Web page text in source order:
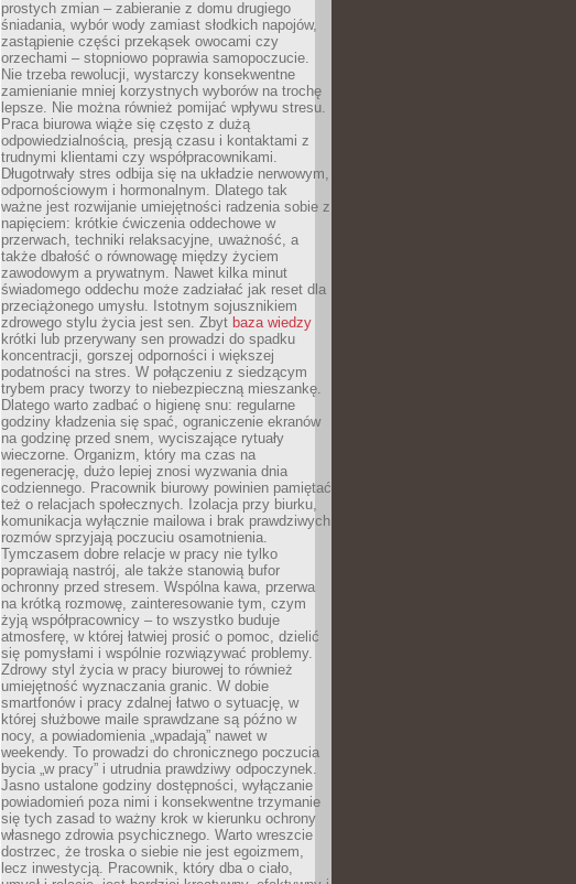
prostych zmian – zabieranie z domu drugiego
śniadania, wybór wody zamiast słodkich napojów,
zastąpienie części przekąsek owocami czy
orzechami – stopniowo poprawia samopoczucie.
Nie trzeba rewolucji, wystarczy konsekwentne
zamienianie mniej korzystnych wyborów na trochę
lepsze. Nie można również pomijać wpływu stresu.
Praca biurowa wiąże się często z dużą
odpowiedzialnością, presją czasu i kontaktami z
trudnymi klientami czy współpracownikami.
Długotrwały stres odbija się na układzie nerwowym,
odpornościowym i hormonalnym. Dlatego tak
ważne jest rozwijanie umiejętności radzenia sobie z
napięciem: krótkie ćwiczenia oddechowe w
przerwach, techniki relaksacyjne, uważność, a
także dbałość o równowagę między życiem
zawodowym a prywatnym. Nawet kilka minut
świadomego oddechu może zadziałać jak reset dla
przeciążonego umysłu. Istotnym sojusznikiem
zdrowego stylu życia jest sen. Zbyt baza wiedzy
krótki lub przerywany sen prowadzi do spadku
koncentracji, gorszej odporności i większej
podatności na stres. W połączeniu z siedzącym
trybem pracy tworzy to niebezpieczną mieszankę.
Dlatego warto zadbać o higienę snu: regularne
godziny kładzenia się spać, ograniczenie ekranów
na godzinę przed snem, wyciszające rytuały
wieczorne. Organizm, który ma czas na
regenerację, dużo lepiej znosi wyzwania dnia
codziennego. Pracownik biurowy powinien pamiętać
też o relacjach społecznych. Izolacja przy biurku,
komunikacja wyłącznie mailowa i brak prawdziwych
rozmów sprzyjają poczuciu osamotnienia.
Tymczasem dobre relacje w pracy nie tylko
poprawiają nastrój, ale także stanowią bufor
ochronny przed stresem. Wspólna kawa, przerwa
na krótką rozmowę, zainteresowanie tym, czym
żyją współpracownicy – to wszystko buduje
atmosferę, w której łatwiej prosić o pomoc, dzielić
się pomysłami i wspólnie rozwiązywać problemy.
Zdrowy styl życia w pracy biurowej to również
umiejętność wyznaczania granic. W dobie
smartfonów i pracy zdalnej łatwo o sytuację, w
której służbowe maile sprawdzane są późno w
nocy, a powiadomienia „wpadają” nawet w
weekendy. To prowadzi do chronicznego poczucia
bycia „w pracy” i utrudnia prawdziwy odpoczynek.
Jasno ustalone godziny dostępności, wyłączanie
powiadomień poza nimi i konsekwentne trzymanie
się tych zasad to ważny krok w kierunku ochrony
własnego zdrowia psychicznego. Warto wreszcie
dostrzec, że troska o siebie nie jest egoizmem,
lecz inwestycją. Pracownik, który dba o ciało,